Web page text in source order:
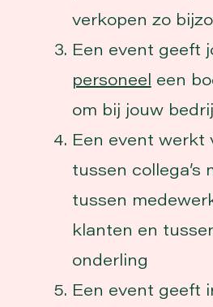
verkopen zo
Een event geeft
personeel een
om bij jouw
Een event werkt
tussen collega’s
tussen
klanten en
onderling
Een event geeft